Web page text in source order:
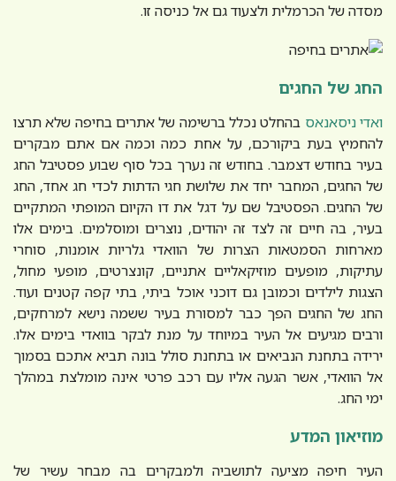
מסדה של הכרמלית ולצעוד גם אל כניסה זו.
החג של החגים
ואדי ניסאנאס בהחלט נכלל ברשימה של אתרים בחיפה שלא תרצו
להחמיץ בעת ביקורכם, על אחת כמה וכמה אם אתם מבקרים
בעיר בחודש דצמבר. בחודש זה נערך בכל סוף שבוע פסטיבל החג
של החגים, המחבר יחד את שלושת חגי הדתות לכדי חג אחד, החג
של החגים. הפסטיבל שם על דגל את דו הקיום המופתי המתקיים
בעיר, בה חיים זה לצד זה יהודים, נוצרים ומוסלמים. בימים אלו
מארחות הסמטאות הצרות של הוואדי גלריות אומנות, סוחרי
עתיקות, מופעים מוזיקאליים אתניים, קונצרטים, מופעי מחול,
הצגות לילדים וכמובן גם דוכני אוכל ביתי, בתי קפה קטנים ועוד.
החג של החגים הפך כבר למסורת בעיר ששמה נישא למרחקים,
ורבים מגיעים אל העיר במיוחד על מנת לבקר בוואדי בימים אלו.
ירידה בתחנת הנביאים או בתחנת סולל בונה תביא אתכם בסמוך
אל הוואדי, אשר הגעה אליו עם רכב פרטי אינה מומלצת במהלך
ימי החג.
מוזיאון המדע
העיר חיפה מציעה לתושביה ולמבקרים בה מבחר עשיר של